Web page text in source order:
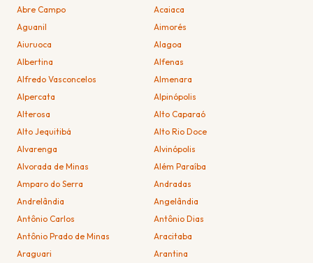
Abre Campo
Acaiaca
Aguanil
Aimorés
Aiuruoca
Alagoa
Albertina
Alfenas
Alfredo Vasconcelos
Almenara
Alpercata
Alpinópolis
Alterosa
Alto Caparaó
Alto Jequitibá
Alto Rio Doce
Alvarenga
Alvinópolis
Alvorada de Minas
Além Paraíba
Amparo do Serra
Andradas
Andrelândia
Angelândia
Antônio Carlos
Antônio Dias
Antônio Prado de Minas
Aracitaba
Araguari
Arantina